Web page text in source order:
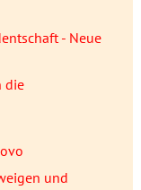
- Neue
die
und